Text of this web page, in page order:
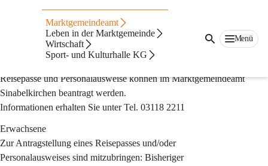
Marktgemeindeamt
Leben in der Marktgemeinde
Wirtschaft
Sport- und Kulturhalle KG
Menü
Reisepass
Reisepass und Personalausweis
Reisepässe und Personalausweise können im Marktgemeindeamt
Sinabelkirchen beantragt werden.
Informationen erhalten Sie unter Tel. 03118 2211
Erwachsene
Zur Antragstellung eines Reisepasses und/oder
Personalausweises sind mitzubringen: Bisheriger